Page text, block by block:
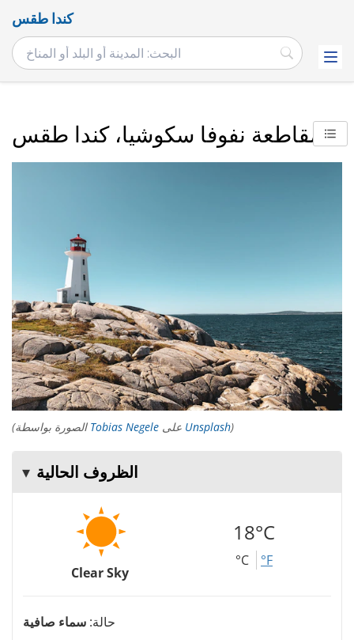
كندا طقس
مقاطعة نفوفا سكوشيا، كندا طقس
(الصورة بواسطة Tobias Negele Unsplash)
الظروف الحالية
Clear Sky
18°C
°C °F
حالة: سماء صافية